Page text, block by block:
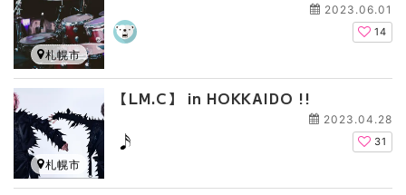
2023.06.01
14
札幌市
【LM.C】 in HOKKAIDO !!
2023.04.28
31
札幌市